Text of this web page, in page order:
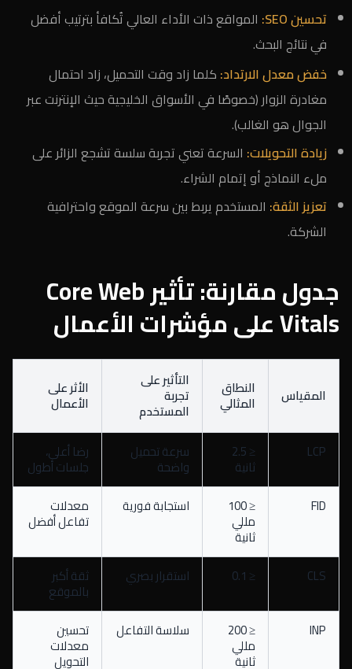
تحسين SEO:
المواقع ذات الأداء العالي تُكافأ بترتيب أفضل
في نتائج البحث.
خفض معدل الارتداد: كلما زاد وقت التحميل، زاد احتمال
مغادرة الزوار (خصوصًا في الأسواق الخليجية حيث الإنترنت عبر
الجوال هو الغالب).
زيادة التحويلات: السرعة تعني تجربة سلسة تشجع الزائر على
ملء النماذج أو إتمام الشراء.
تعزيز الثقة: المستخدم يربط بين سرعة الموقع واحترافية
الشركة.
جدول مقارنة: تأثير Core Web
Vitals على مؤشرات الأعمال
المقياس النطاق
المثالي
التأثير على
تجربة
المستخدم
الأثر على
الأعمال
LCP
≤ 2.5
ثانية
سرعة تحميل
واضحة
رضا أعلى،
جلسات أطول
FID
≤ 100
مللي
ثانية
استجابة فورية معدلات
تفاعل أفضل
CLS
≤ 0.1 استقرار بصري ثقة أكبر
بالموقع
INP
≤ 200
مللي
ثانية
سلاسة التفاعل تحسين
معدلات
التحويل